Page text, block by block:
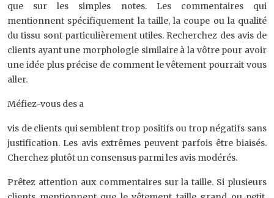
que sur les simples notes. Les commentaires qui
mentionnent spécifiquement la taille, la coupe ou la qualité
du tissu sont particulièrement utiles. Recherchez des avis de
clients ayant une morphologie similaire à la vôtre pour avoir
une idée plus précise de comment le vêtement pourrait vous
aller.
Méfiez-vous des a
vis de clients qui semblent trop positifs ou trop négatifs sans
justification. Les avis extrêmes peuvent parfois être biaisés.
Cherchez plutôt un consensus parmi les avis modérés.
Prêtez attention aux commentaires sur la taille. Si plusieurs